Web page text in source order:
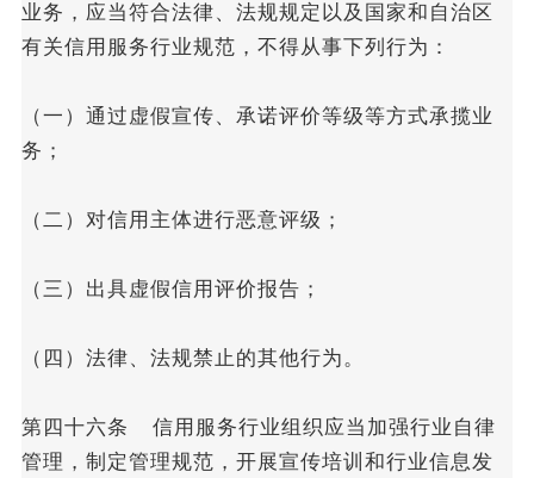
业务，应当符合法律、法规规定以及国家和自治区
有关信用服务行业规范，不得从事下列行为：
（一）通过虚假宣传、承诺评价等级等方式承揽业
务；
（二）对信用主体进行恶意评级；
（三）出具虚假信用评价报告；
（四）法律、法规禁止的其他行为。
第四十六条 信用服务行业组织应当加强行业自律
管理，制定管理规范，开展宣传培训和行业信息发